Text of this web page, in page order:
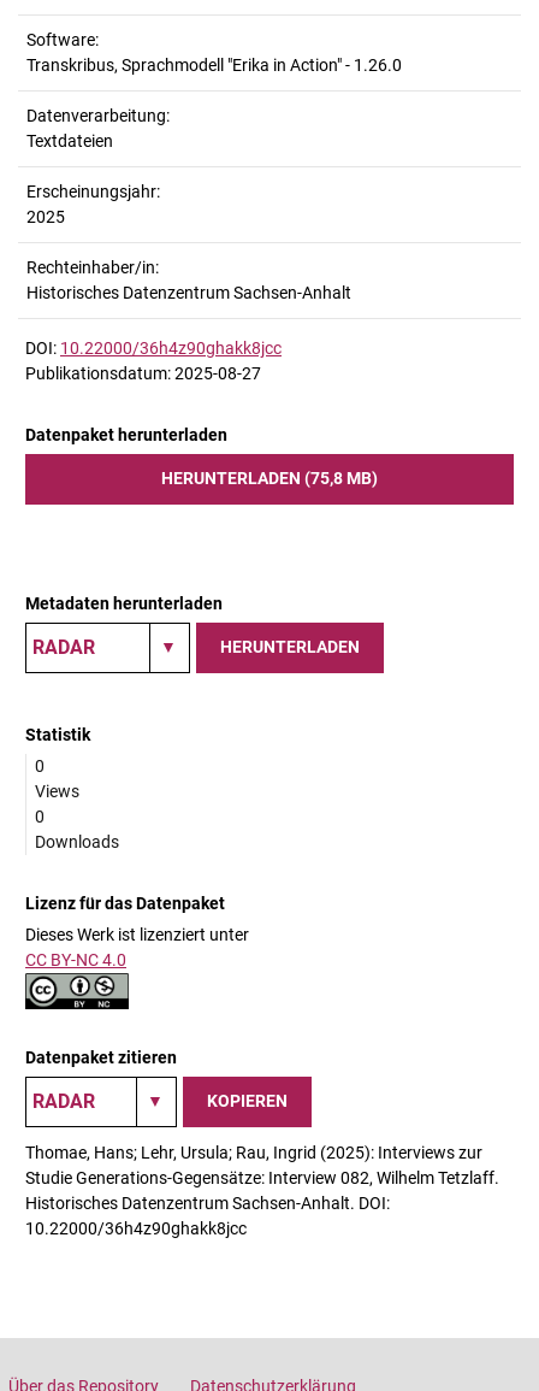
Software:
Transkribus, Sprachmodell "Erika in Action" - 1.26.0
Datenverarbeitung:
Textdateien
Erscheinungsjahr:
2025
Rechteinhaber/in:
Historisches Datenzentrum Sachsen-Anhalt
DOI: 10.22000/36h4z90ghakk8jcc
Publikationsdatum: 2025-08-27
Datenpaket herunterladen
HERUNTERLADEN (75,8 MB)
Metadaten herunterladen
HERUNTERLADEN
Statistik
0
Views
0
Downloads
Lizenz für das Datenpaket
Dieses Werk ist lizenziert unter
CC BY-NC 4.0
Datenpaket zitieren
KOPIEREN
Thomae, Hans; Lehr, Ursula; Rau, Ingrid (2025): Interviews zur
Studie Generations-Gegensätze: Interview 082, Wilhelm Tetzlaff.
Historisches Datenzentrum Sachsen-Anhalt. DOI:
10.22000/36h4z90ghakk8jcc
Über das Repository Datenschutzerklärung